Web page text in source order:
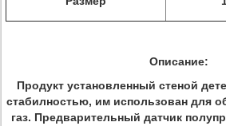
Описание:
Продукт установленный стеной
стабилностью, им использован для
газ. Предварительный датчик